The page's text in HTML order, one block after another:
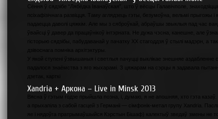
Сёння ў сядзібе “Лябёдка Іванаўская”, што ў вёсцы Галавічполе,
псіхафізічнага развіцця. Таму аглядзець гэты, безумоўна, вельмі прыгожы
падаецца даволі цяжкім. Але мы з сяброўкай, абраўшы звыклыя пад час
ўвайсці ў давер да працаўнікоў інтэрната. Не дужа чэсна, канешне, але
гісторыю сядзібы, пабудаванай у пачатку ХХ стагоддзя ў стылі мадэрн, а
дзівоснага помніка архітэктуры.
У якой ступені ўзвышаныя і светлыя пачуцці выклікае знешняе
падалося знаёмства з яго жыхарамі. З цяжарам на сэрцы я задавала
Xandria + Аркона – Live in Minsk 2013
Вясна ў гэтым годзе прыйшла позна, і, думаю, я не апошняя, хто гэта казаў.
а прыхапіла з сабой гасцей з Германіі — сімфонік-метал групу Xandria.
яе і нядоўга пратрымаўшыйся Кэрстын Бішаф) калектыў зведаў змены не